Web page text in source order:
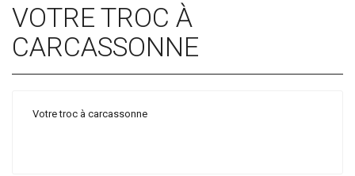
VOTRE TROC À
CARCASSONNE
Votre troc à carcassonne